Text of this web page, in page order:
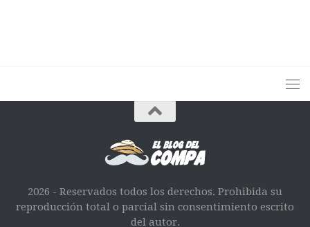
2026 - Reservados todos los derechos. Prohibida su
reproducción total o parcial sin consentimiento escrito
del autor.